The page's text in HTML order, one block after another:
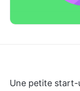
Une petite